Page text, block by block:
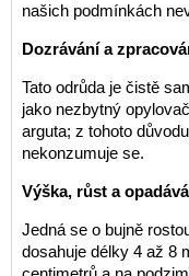
našich podmínkách
Dozrávání a
Tato odrůda je čistě
jako nezbytný
arguta; z tohoto
nekonzumuje se.
Výška, růst a
Jedná se o bujně
dosahuje délky 4 až 8